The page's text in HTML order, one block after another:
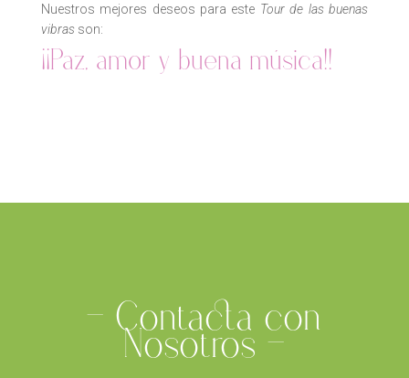
Nuestros mejores deseos para este Tour de las buenas
vibrasson:
¡¡Paz, amor y buena música!!
– Contacta con
Nosotros –